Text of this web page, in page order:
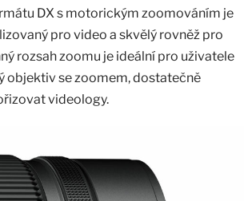
DX s motorickým zoomováním je
pro video a skvělý rovněž pro
rozsah zoomu je ideální pro uživatele
objektiv se zoomem, dostatečně
videology.